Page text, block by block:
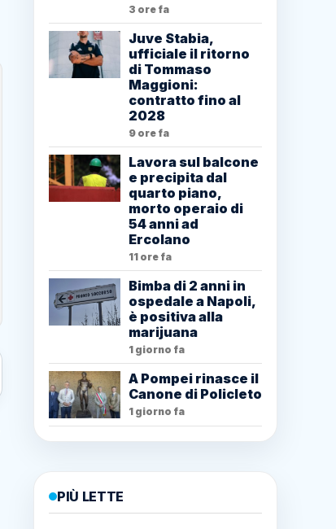
3 ore fa
Juve Stabia,
ufficiale il ritorno
di Tommaso
Maggioni:
contratto fino al
2028
9 ore fa
Lavora sul balcone
e precipita dal
quarto piano,
morto operaio di
54 anni ad
Ercolano
11 ore fa
Bimba di 2 anni in
ospedale a Napoli,
è positiva alla
marijuana
1 giorno fa
A Pompei rinasce il
Canone di Policleto
1 giorno fa
PIÙ LETTE